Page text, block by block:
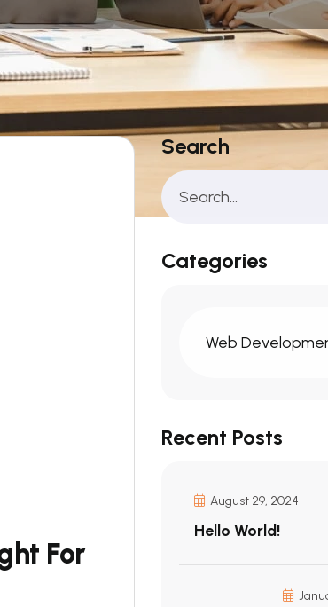
ht For
Search
Categories
Web
Recent Posts
August 29, 2024
Hello World!